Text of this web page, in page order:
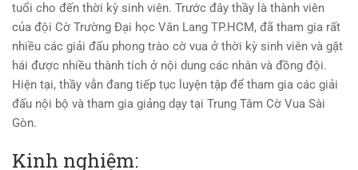
tuổi cho đến thời kỳ sinh viên. Trước đây thầy là thành viên
của đội Cờ Trường Đại học Văn Lang TP.HCM, đã tham gia rất
nhiều các giải đấu phong trào cờ vua ở thời kỳ sinh viên và gặt
hái được nhiều thành tích ở nội dung các nhân và đồng đội.
Hiện tại, thầy vẫn đang tiếp tục luyện tập để tham gia các giải
đấu nội bộ và tham gia giảng dạy tại Trung Tâm Cờ Vua Sài
Gòn.
Kinh nghiệm: